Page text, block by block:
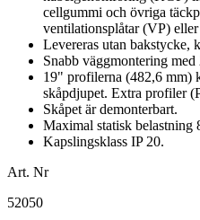
cellgummi och övriga
ventilationsplåtar (VP)
Levereras utan bakstycke,
Snabb väggmontering
19" profilerna (482,6 mm)
skåpdjupet. Extra profiler
Skåpet är demonterbart.
Maximal statisk belastning
Kapslingsklass IP 20.
Art. Nr
52050